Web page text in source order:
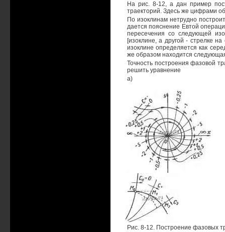
На рис. 8-12, а дан пример
траекторий. Здесь же цифрами
По изоклинам нетрудно
дается пояснение Евтой
пересечения со следующей
[изоклине, а другой - стрелке
изоклине определяется как
же образом находится
Точность построения фазовой
решить уравнение
а)
Рис. 8-12. Построение фазовых